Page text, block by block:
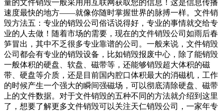
量的文件销毁一般采用用互联网获取您的信息！这是信息传播
速度最快的地方——就像你随时掌握世界的脉搏一样。文件销
毁方法五：专业的销毁公司俗话说得好，专业的事情就交给专
业的人去做！随着市场的需要，现在的文件销毁公司如雨后春
笋冒出，其中不乏很多专业靠谱的公司。一般来说，文件销毁
公司都会有专业的销毁设备，比如销毁报废中心，除了能销毁
一般体积的硬盘、软盘、磁带等，还能够销毁超大体积的磁
带、硬盘等介质，还是目前国内腔口体积最大的消磁机，工作
的时候产生一个强大的瞬间强磁场，可以彻底清除硬盘、磁带
上的文件数据。对于文件销毁的五种不同的方法就介绍到这里
了，想要了解更多文件销毁可以关注天仁销毁公司，一家年专